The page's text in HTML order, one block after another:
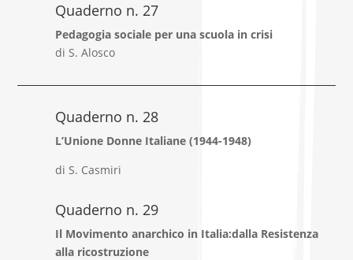
Quaderno n. 27
Pedagogia sociale per una scuola in crisi
di S. Alosco
Quaderno n. 28
L’Unione Donne Italiane (1944-1948)
di S. Casmiri
Quaderno n. 29
Il Movimento anarchico in Italia:dalla Resistenza
alla ricostruzione